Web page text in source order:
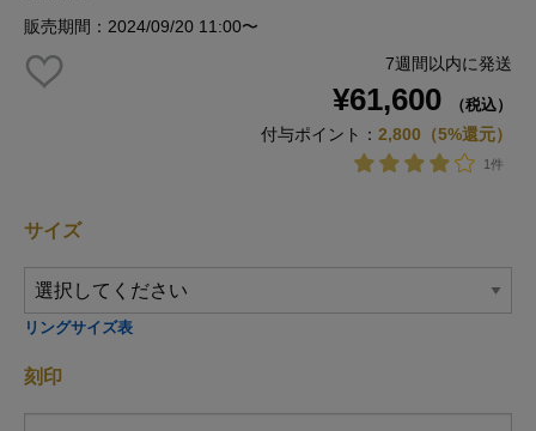
販売期間：2024/09/20 11:00〜
7週間以内に発送
¥61,600 （税込）
付与ポイント： 2,800（5%還元）
1件
サイズ
リングサイズ表
刻印